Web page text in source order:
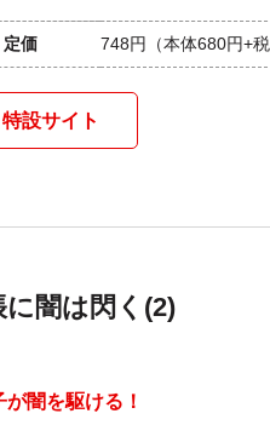
定価 748円 （本体680円+
特設サイト
闇は閃く(2)
闇を駆ける！